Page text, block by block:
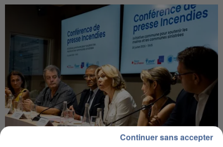
Continuer sans accepter